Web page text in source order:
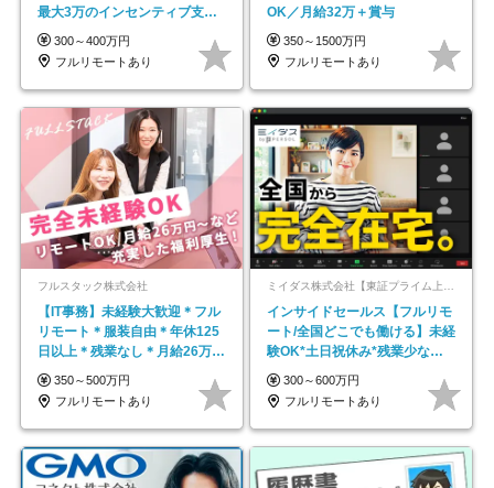
最大3万のインセンティブ支給/
平均年齢33歳
300～400万円
フルリモートあり
OK／月給32万＋賞与
350～1500万円
フルリモートあり
フルスタック株式会社
【IT事務】未経験大歓迎＊フル
リモート＊服装自由＊年休125
日以上＊残業なし＊月給26万円
以上
350～500万円
フルリモートあり
ミイダス株式会社【東証プライム上場パーソルグループ】
インサイドセールス【フルリモ
ート/全国どこでも働ける】未経
験OK*土日祝休み*残業少なめ*
在宅勤務手当あり
300～600万円
フルリモートあり